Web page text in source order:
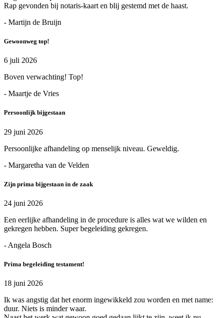
Rap gevonden bij notaris-kaart en blij gestemd met de haast.
- Martijn de Bruijn
Gewoonweg top!
6 juli 2026
Boven verwachting! Top!
- Maartje de Vries
Persoonlijk bijgestaan
29 juni 2026
Persoonlijke afhandeling op menselijk niveau. Geweldig.
- Margaretha van de Velden
Zijn prima bijgestaan in de zaak
24 juni 2026
Een eerlijke afhandeling in de procedure is alles wat we wilden en
gekregen hebben. Super begeleiding gekregen.
- Angela Bosch
Prima begeleiding testament!
18 juni 2026
Ik was angstig dat het enorm ingewikkeld zou worden en met name:
duur. Niets is minder waar.